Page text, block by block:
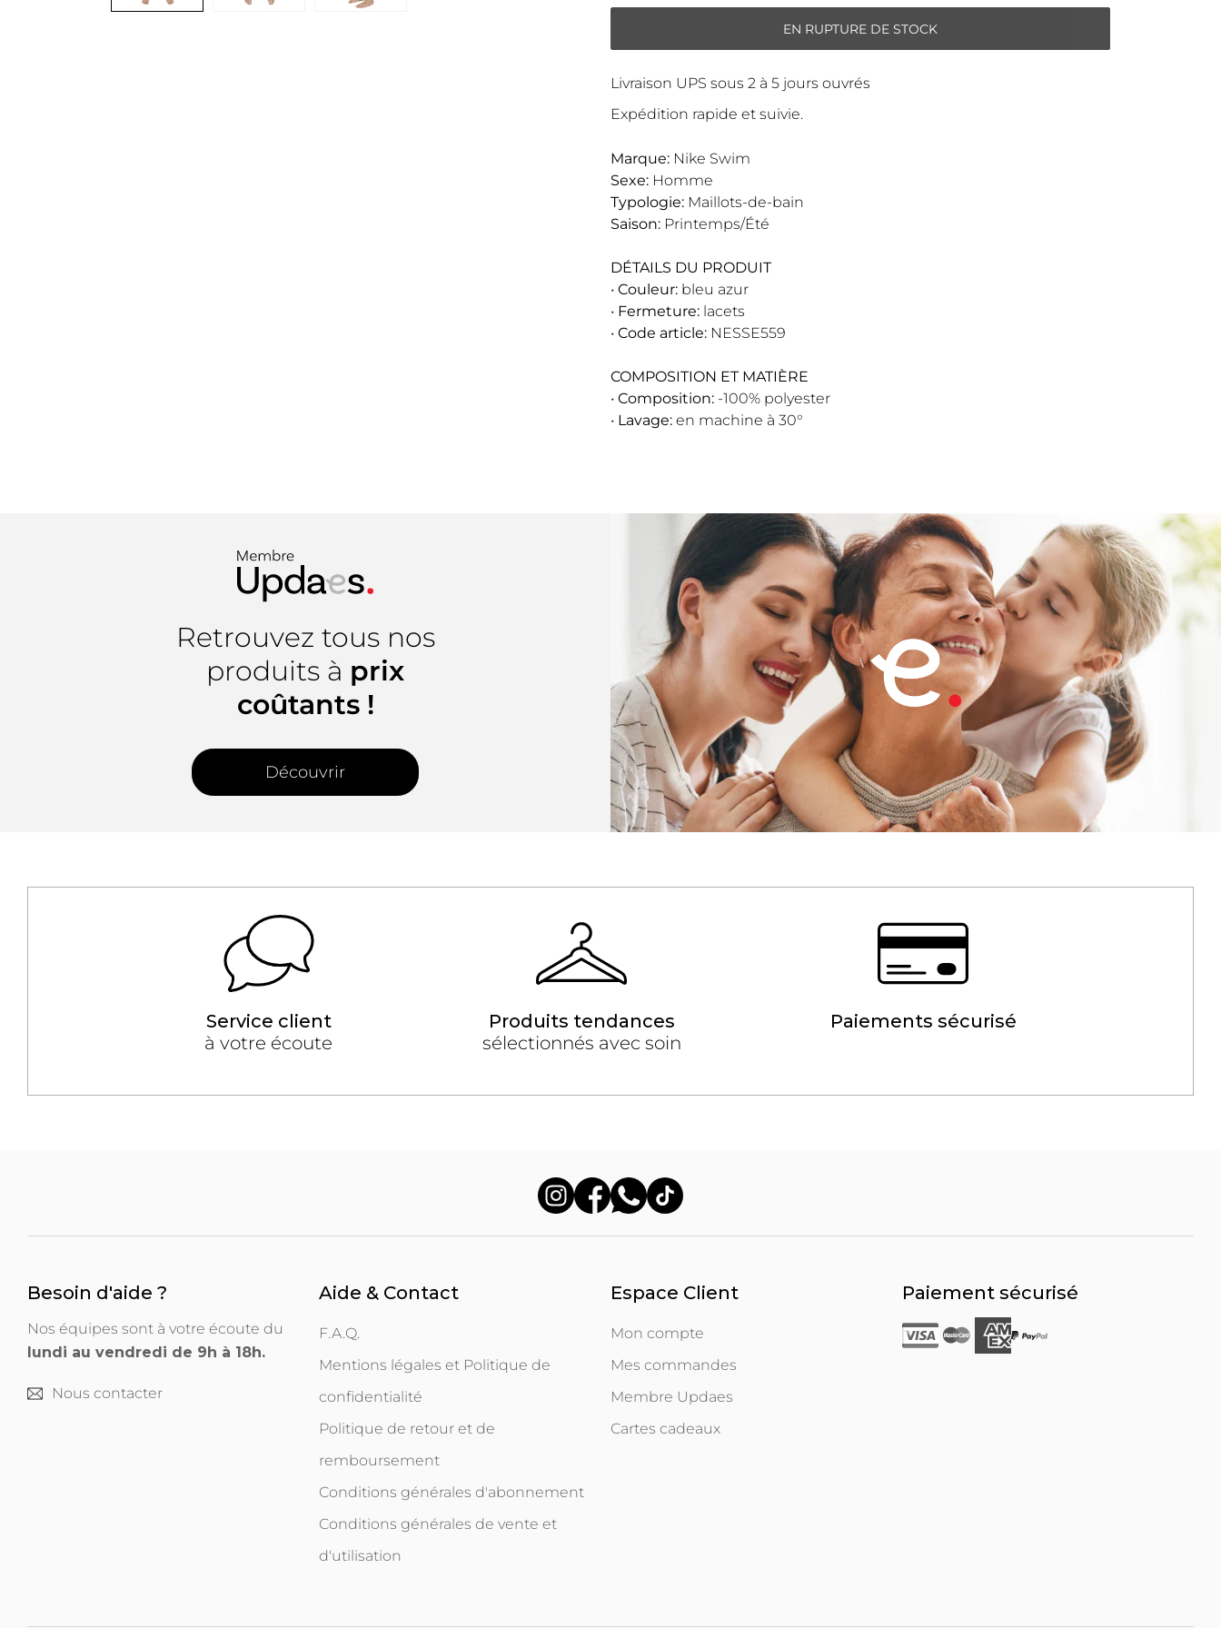
EN RUPTURE DE STOCK
Livraison UPS sous 2 à 5 jours ouvrés
Expédition rapide et suivie.
Marque: Nike Swim
Sexe: Homme
Typologie: Maillots-de-bain
Saison: Printemps/Été
DÉTAILS DU PRODUIT
• Couleur: bleu azur
• Fermeture: lacets
• Code article: NESSE559
COMPOSITION ET MATIÈRE
• Composition: -100% polyester
• Lavage: en machine à 30°
Retrouvez tous nos
produits à prix
coûtants !
Découvrir
Service client
à votre écoute
Produits tendances
sélectionnés avec soin
Paiements sécurisé
Besoin d'aide ?
Nos équipes sont à votre écoute du
lundi au vendredi de 9h à 18h.
Nous contacter
Aide & Contact
F.A.Q.
Mentions légales et Politique de
confidentialité
Politique de retour et de
remboursement
Conditions générales d'abonnement
Conditions générales de vente et
d'utilisation
Espace Client
Mon compte
Mes commandes
Membre Updaes
Cartes cadeaux
Paiement sécurisé